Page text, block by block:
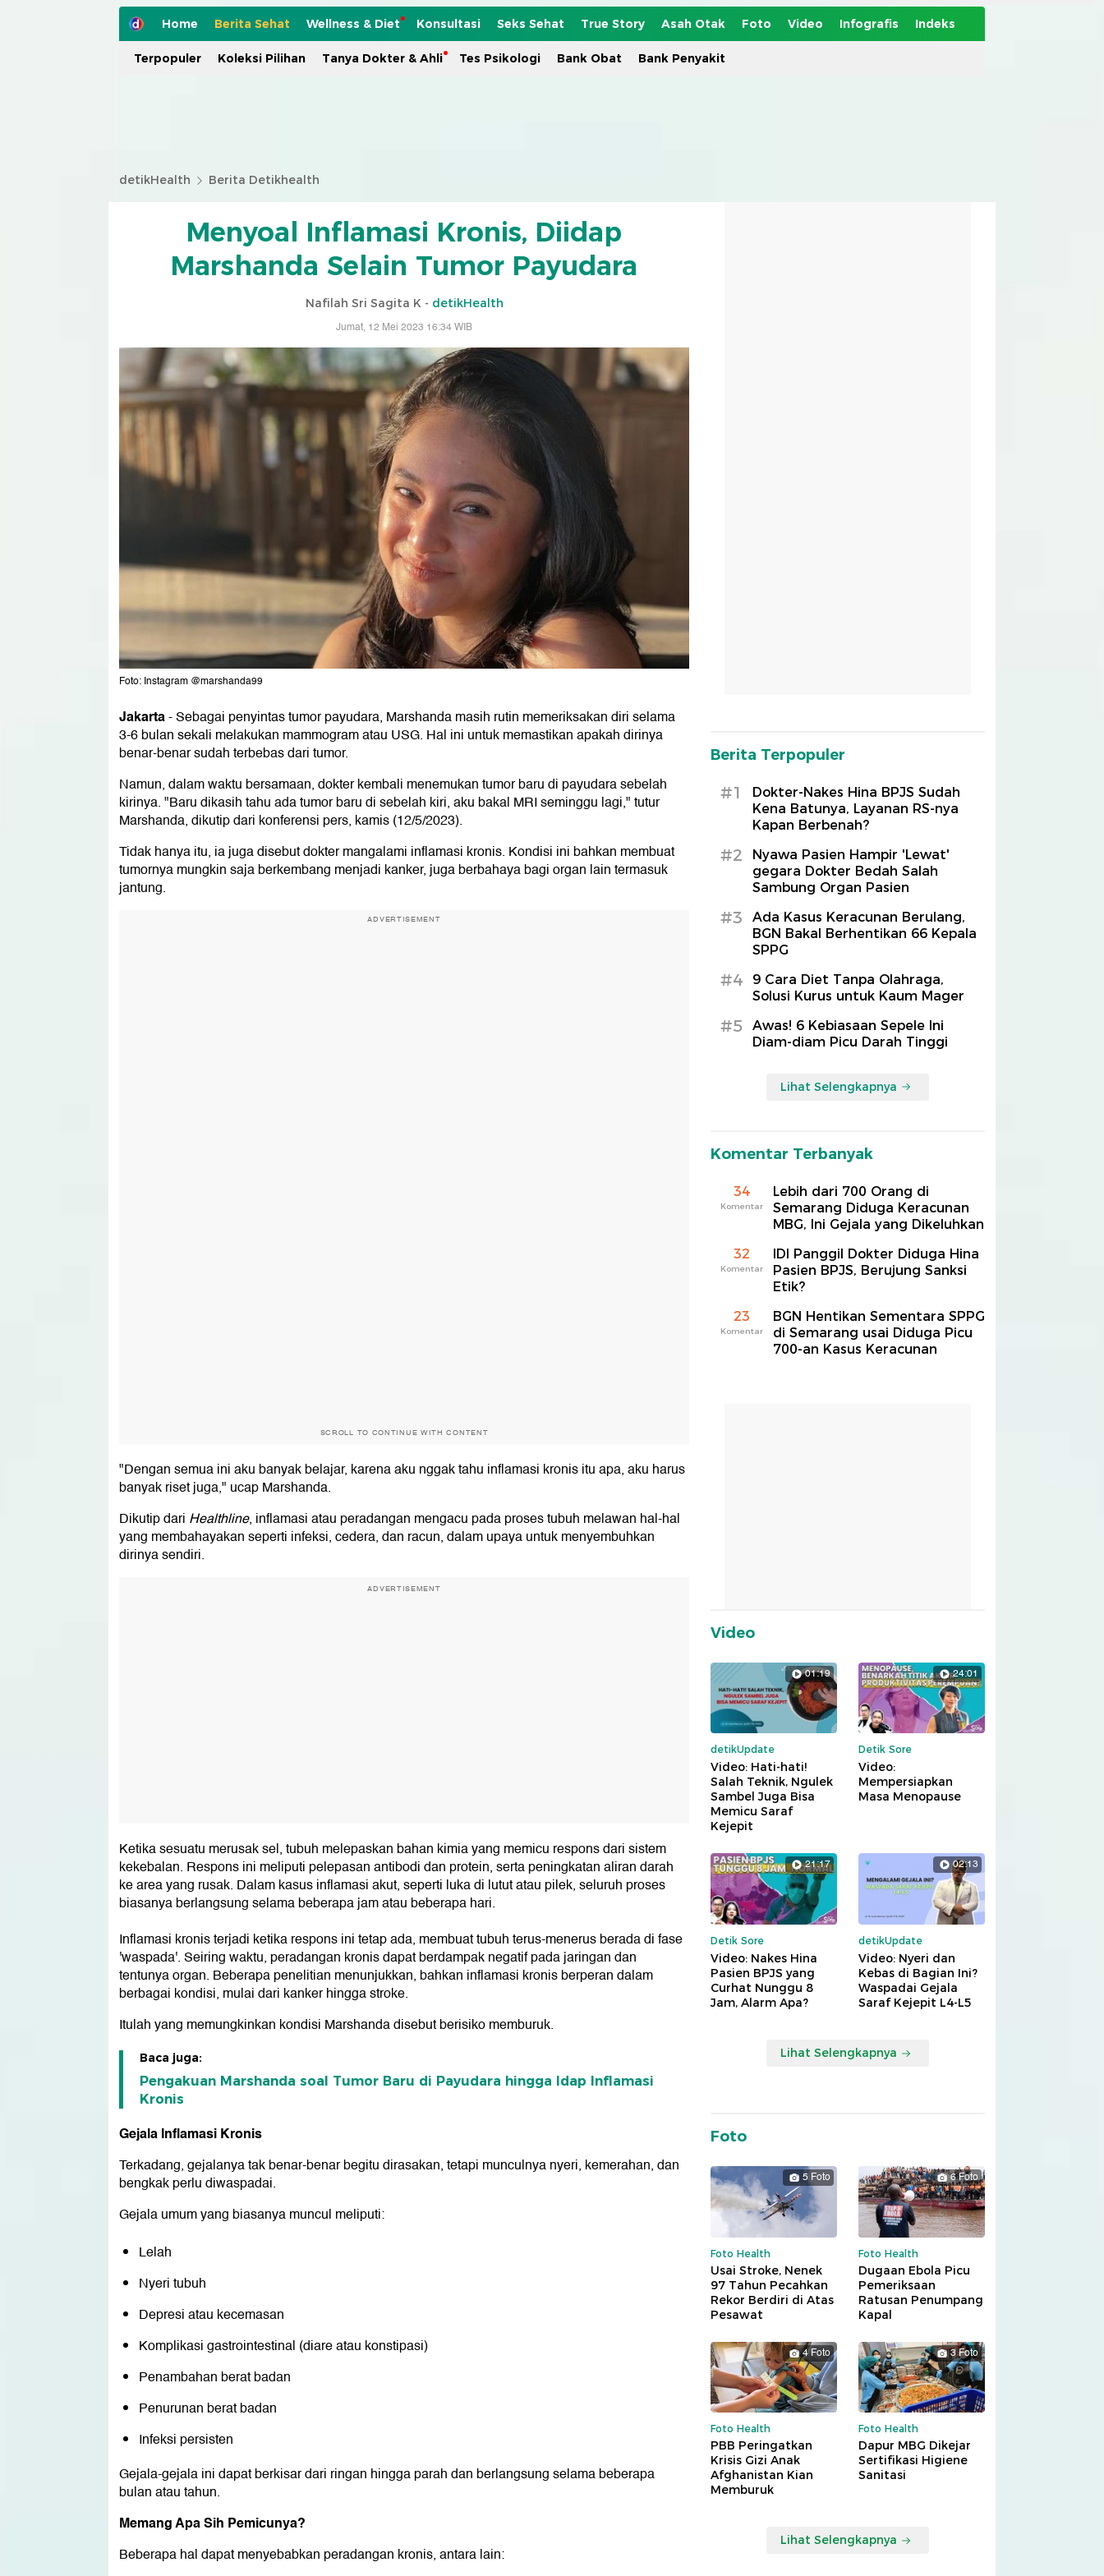
Home Berita Sehat Wellness & Diet Konsultasi Seks Sehat True Story Asah Otak Foto Video Infografis Indeks
Terpopuler Koleksi Pilihan Tanya Dokter & Ahli Tes Psikologi Bank Obat Bank Penyakit
detikHealth Berita Detikhealth
Menyoal Inflamasi Kronis, Diidap
Marshanda Selain Tumor Payudara
Nafilah Sri Sagita K - detikHealth
Jumat, 12 Mei 2023 16:34 WIB
Foto: Instagram @marshanda99
Jakarta-Sebagai penyintas tumor payudara, Marshanda masih rutin memeriksakan diri selama
3-6 bulan sekali melakukan mammogram atau USG. Hal ini untuk memastikan apakah dirinya
benar-benar sudah terbebas dari tumor.
Namun, dalam waktu bersamaan, dokter kembali menemukan tumor baru di payudara sebelah
kirinya. "Baru dikasih tahu ada tumor baru di sebelah kiri, aku bakal MRI seminggu lagi," tutur
Marshanda, dikutip dari konferensi pers, kamis (12/5/2023).
Tidak hanya itu, ia juga disebut dokter mangalami inflamasi kronis. Kondisi ini bahkan membuat
tumornya mungkin saja berkembang menjadi kanker, juga berbahaya bagi organ lain termasuk
jantung.
ADVERTISEMENT
SCROLL TO CONTINUE WITH CONTENT
"Dengan semua ini aku banyak belajar, karena aku nggak tahu inflamasi kronis itu apa, aku harus
banyak riset juga," ucap Marshanda.
Dikutip dari Healthline, inflamasi atau peradangan mengacu pada proses tubuh melawan hal-hal
yang membahayakan seperti infeksi, cedera, dan racun, dalam upaya untuk menyembuhkan
dirinya sendiri.
ADVERTISEMENT
Ketika sesuatu merusak sel, tubuh melepaskan bahan kimia yang memicu respons dari sistem
kekebalan. Respons ini meliputi pelepasan antibodi dan protein, serta peningkatan aliran darah
ke area yang rusak. Dalam kasus inflamasi akut, seperti luka di lutut atau pilek, seluruh proses
biasanya berlangsung selama beberapa jam atau beberapa hari.
Inflamasi kronis terjadi ketika respons ini tetap ada, membuat tubuh terus-menerus berada di fase
'waspada'. Seiring waktu, peradangan kronis dapat berdampak negatif pada jaringan dan
tentunya organ. Beberapa penelitian menunjukkan, bahkan inflamasi kronis berperan dalam
berbagai kondisi, mulai dari kanker hingga stroke.
Itulah yang memungkinkan kondisi Marshanda disebut berisiko memburuk.
Baca juga:
Pengakuan Marshanda soal Tumor Baru di Payudara hingga Idap Inflamasi
Kronis
Gejala Inflamasi Kronis
Terkadang, gejalanya tak benar-benar begitu dirasakan, tetapi munculnya nyeri, kemerahan, dan
bengkak perlu diwaspadai.
Gejala umum yang biasanya muncul meliputi:
Lelah
Nyeri tubuh
Depresi atau kecemasan
Komplikasi gastrointestinal (diare atau konstipasi)
Penambahan berat badan
Penurunan berat badan
Infeksi persisten
Gejala-gejala ini dapat berkisar dari ringan hingga parah dan berlangsung selama beberapa
bulan atau tahun.
Memang Apa Sih Pemicunya?
Beberapa hal dapat menyebabkan peradangan kronis, antara lain:
Berita Terpopuler
#1
Dokter-Nakes Hina BPJS Sudah
Kena Batunya, Layanan RS-nya
Kapan Berbenah?
#2
Nyawa Pasien Hampir 'Lewat'
gegara Dokter Bedah Salah
Sambung Organ Pasien
#3
Ada Kasus Keracunan Berulang,
BGN Bakal Berhentikan 66 Kepala
SPPG
#4
9 Cara Diet Tanpa Olahraga,
Solusi Kurus untuk Kaum Mager
#5
Awas! 6 Kebiasaan Sepele Ini
Diam-diam Picu Darah Tinggi
Lihat Selengkapnya
Komentar Terbanyak
34
Komentar
Lebih dari 700 Orang di
Semarang Diduga Keracunan
MBG, Ini Gejala yang Dikeluhkan
32
Komentar
IDI Panggil Dokter Diduga Hina
Pasien BPJS, Berujung Sanksi
Etik?
23
Komentar
BGN Hentikan Sementara SPPG
di Semarang usai Diduga Picu
700-an Kasus Keracunan
Video
01:19
detikUpdate
Video: Hati-hati!
Salah Teknik, Ngulek
Sambel Juga Bisa
Memicu Saraf
Kejepit
24:01
Detik Sore
Video:
Mempersiapkan
Masa Menopause
21:17
Detik Sore
Video: Nakes Hina
Pasien BPJS yang
Curhat Nunggu 8
Jam, Alarm Apa?
02:13
detikUpdate
Video: Nyeri dan
Kebas di Bagian Ini?
Waspadai Gejala
Saraf Kejepit L4-L5
Lihat Selengkapnya
Foto
5 Foto
Foto Health
Usai Stroke, Nenek
97 Tahun Pecahkan
Rekor Berdiri di Atas
Pesawat
6 Foto
Foto Health
Dugaan Ebola Picu
Pemeriksaan
Ratusan Penumpang
Kapal
4 Foto
Foto Health
PBB Peringatkan
Krisis Gizi Anak
Afghanistan Kian
Memburuk
3 Foto
Foto Health
Dapur MBG Dikejar
Sertifikasi Higiene
Sanitasi
Lihat Selengkapnya